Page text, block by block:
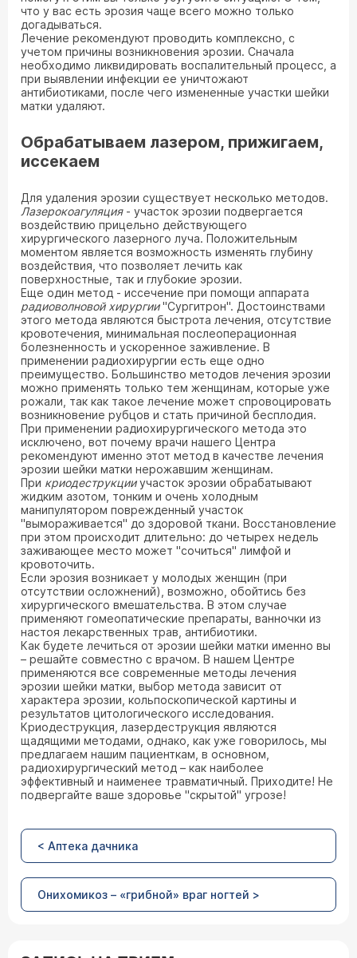
что у вас есть эрозия чаще всего можно только
догадываться.
Лечение рекомендуют проводить комплексно, с
учетом причины возникновения эрозии. Сначала
необходимо ликвидировать воспалительный процесс, а
при выявлении инфекции ее уничтожают
антибиотиками, после чего измененные участки шейки
матки удаляют.
Обрабатываем лазером, прижигаем,
иссекаем
Для удаления эрозии существует несколько методов.
Лазерокоагуляция- участок эрозии подвергается
воздействию прицельно действующего
хирургического лазерного луча. Положительным
моментом является возможность изменять глубину
воздействия, что позволяет лечить как
поверхностные, так и глубокие эрозии.
Еще один метод - иссечение при помощи аппарата
радиоволновой хирургии"Сургитрон". Достоинствами
этого метода являются быстрота лечения, отсутствие
кровотечения, минимальная послеоперационная
болезненность и ускоренное заживление. В
применении радиохирургии есть еще одно
преимущество. Большинство методов лечения эрозии
можно применять только тем женщинам, которые уже
рожали, так как такое лечение может спровоцировать
возникновение рубцов и стать причиной бесплодия.
При применении радиохирургического метода это
исключено, вот почему врачи нашего Центра
рекомендуют именно этот метод в качестве лечения
эрозии шейки матки нерожавшим женщинам.
При криодеструкцииучасток эрозии обрабатывают
жидким азотом, тонким и очень холодным
манипулятором поврежденный участок
"вымораживается" до здоровой ткани. Восстановление
при этом происходит длительно: до четырех недель
заживающее место может "сочиться" лимфой и
кровоточить.
Если эрозия возникает у молодых женщин (при
отсутствии осложнений), возможно, обойтись без
хирургического вмешательства. В этом случае
применяют гомеопатические препараты, ванночки из
настоя лекарственных трав, антибиотики.
Как будете лечиться от эрозии шейки матки именно вы
– решайте совместно с врачом. В нашем Центре
применяются все современные методы лечения
эрозии шейки матки, выбор метода зависит от
характера эрозии, кольпоскопической картины и
результатов цитологического исследования.
Криодеструкция, лазердеструкция являются
щадящими методами, однако, как уже говорилось, мы
предлагаем нашим пациенткам, в основном,
радиохирургический метод – как наиболее
эффективный и наименее травматичный. Приходите! Не
подвергайте ваше здоровье "скрытой" угрозе!
< Аптека дачника
Онихомикоз – «грибной» враг ногтей >